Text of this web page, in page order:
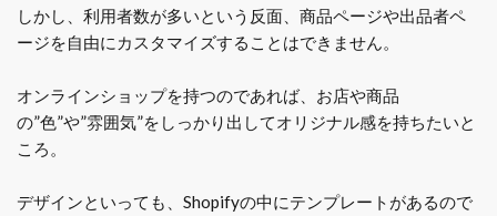
しかし、利用者数が多いという反面、商品ページや出品者ペ
ージを自由にカスタマイズすることはできません。
オンラインショップを持つのであれば、お店や商品
の”色”や”雰囲気”をしっかり出してオリジナル感を持ちたいと
ころ。
デザインといっても、Shopifyの中にテンプレートがあるので